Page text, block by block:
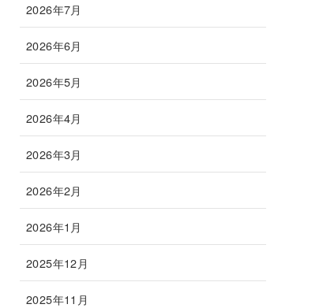
2026年7月
2026年6月
2026年5月
2026年4月
2026年3月
2026年2月
2026年1月
2025年12月
2025年11月